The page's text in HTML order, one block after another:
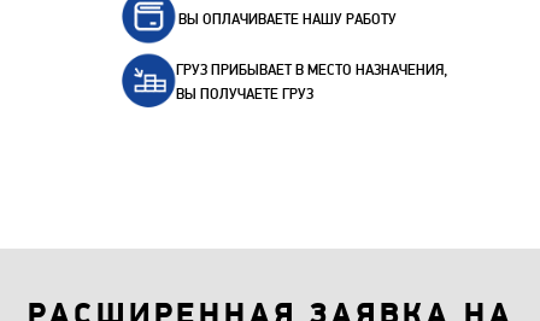
ВЫ ОПЛАЧИВАЕТЕ НАШУ РАБОТУ
ГРУЗ ПРИБЫВАЕТ В МЕСТО НАЗНАЧЕНИЯ,
ВЫ ПОЛУЧАЕТЕ ГРУЗ